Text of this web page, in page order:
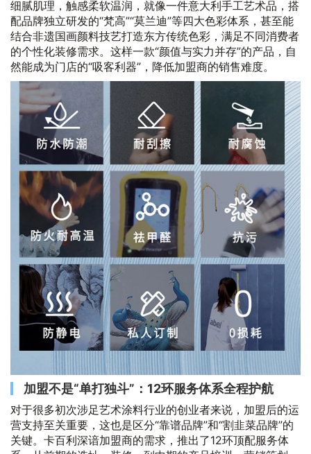
细腻肌理，触感柔软温润，就像一件意大利手工艺术品，搭
配品牌独立研发的“梵高”“莫兰迪”等四大色彩体系，甚至能
结合非遗国画颜料技艺打造东方传统色彩，满足不同消费者
的个性化装修需求。这样一款“颜值与实力并存”的产品，自
然能成为门店的“吸客利器”，降低加盟商的销售难度。
加盟不是“单打独斗”：12环服务体系全程护航
对于很多初次涉足艺术涂料行业的创业者来说，加盟后的运
营支持至关重要，这也是区分“靠谱品牌”和“割韭菜品牌”的
关键。卡百利深谙加盟商的需求，推出了12环顶配服务体